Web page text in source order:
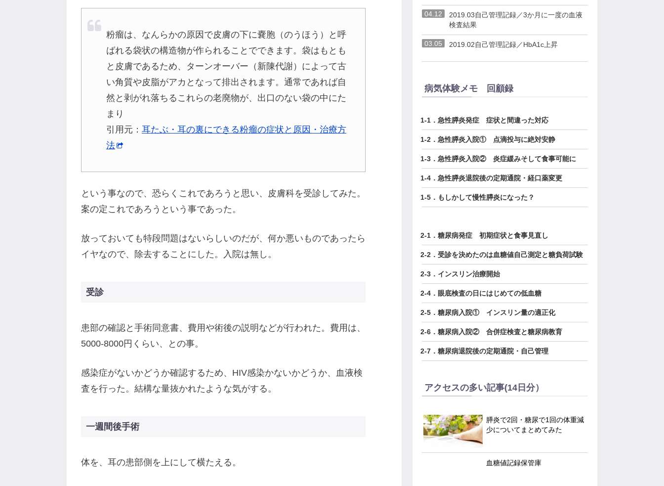
粉瘤は、なんらかの原因で皮膚の下に嚢胞（のうほう）と呼
ばれる袋状の構造物が作られることでできます。袋はもとも
と皮膚であるため、ターンオーバー（新陳代謝）によって古
い角質や皮脂がアカとなって排出されます。通常であれば自
然と剥がれ落ちるこれらの老廃物が、出口のない袋の中にた
まり
引用元： 耳たぶ・耳の裏にできる粉瘤の症状と原因・治療方
法
という事なので、恐らくこれであろうと思い、皮膚科を受診してみた。
案の定これであろうという事であった。
放っておいても特段問題はないらしいのだが、何か悪いものであったら
イヤなので、除去することにした。入院は無し。
受診
患部の確認と手術同意書、費用や術後の説明などが行われた。費用は、
5000-8000円くらい、との事。
感染症がないかどうか確認するため、HIV感染かないかどうか、血液検
査を行った。結構な量抜かれたような気がする。
一週間後手術
体を、耳の患部側を上にして横たえる。
04.12
2019.03自己管理記録／3か月に一度の血液
検査結果
03.05 2019.02自己管理記録／HbA1c上昇
病気体験メモ 回顧録
1-1．急性膵炎発症 症状と間違った対応
1-2．急性膵炎入院① 点滴投与に絶対安静
1-3．急性膵炎入院② 炎症緩みそして食事可能に
1-4．急性膵炎退院後の定期通院・経口薬変更
1-5．もしかして慢性膵炎になった？
2-1．糖尿病発症 初期症状と食事見直し
2-2．受診を決めたのは血糖値自己測定と糖負荷試験
2-3．インスリン治療開始
2-4．眼底検査の日にはじめての低血糖
2-5．糖尿病入院① インスリン量の適正化
2-6．糖尿病入院② 合併症検査と糖尿病教育
2-7．糖尿病退院後の定期通院・自己管理
アクセスの多い記事(14日分）
膵炎で2回・糖尿で1回の体重減
少についてまとめてみた
血糖値記録保管庫